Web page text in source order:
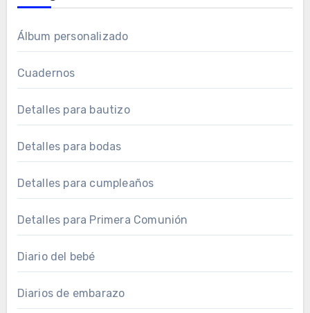
Álbum personalizado
Cuadernos
Detalles para bautizo
Detalles para bodas
Detalles para cumpleaños
Detalles para Primera Comunión
Diario del bebé
Diarios de embarazo